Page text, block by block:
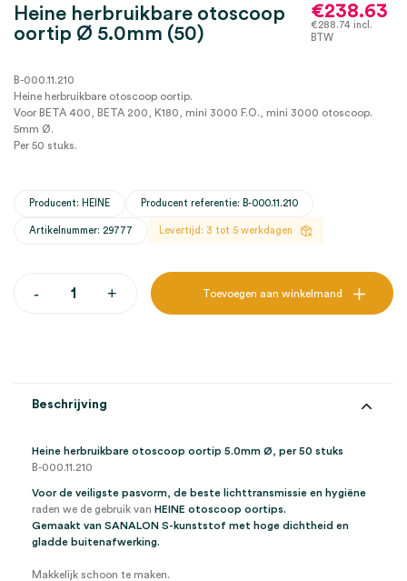
Heine herbruikbare otoscoop
oortip Ø 5.0mm (50)
€238.63
€288.74 incl.
BTW
B-000.11.210
Heine herbruikbare otoscoop oortip.
Voor BETA 400, BETA 200, K180, mini 3000 F.O., mini 3000 otoscoop.
5mm Ø.
Per 50 stuks.
Producent: HEINE Producent referentie: B-000.11.210
Artikelnummer: 29777 Levertijd: 3 tot 5 werkdagen
-
aantal
+ Toevoegen aan winkelmand
Beschrijving
Heine herbruikbare otoscoop oortip 5.0mm Ø, per 50 stuks
B-000.11.210
Voor de veiligste pasvorm, de beste lichttransmissie en hygiëne
raden we de gebruik van HEINE otoscoop oortips.
Gemaakt van SANALON S-kunststof met hoge dichtheid en
gladde buitenafwerking.
Makkelijk schoon te maken.